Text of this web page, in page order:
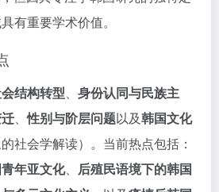
有重要学术价值。
结构转型、 身份认同与民族主
、性别与阶层问题以及韩国文化
社会学解读）。当前热点包括：
年亚文化、 后殖民语境下的韩国